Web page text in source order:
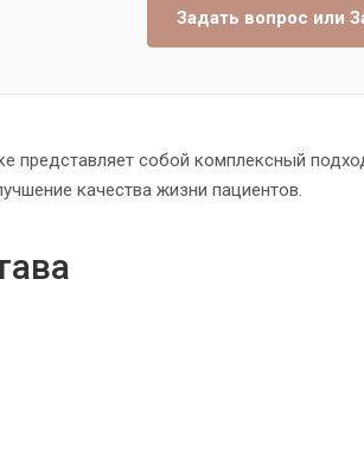
Задать вопрос или
представляет собой комплексный
качества жизни пациентов.